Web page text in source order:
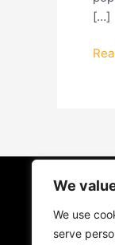
We
We use
serve
[…]